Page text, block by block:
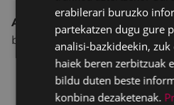
Antxon Narbaizak
buruz egin duen iruzkina
erabilerari buruzko
partekatzen dugu gure
analisi-bazkideekin,
haiek beren zerbitzuak
bildu duten beste
konbina dezaketenak.